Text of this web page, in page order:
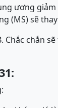
ương
(MS) sẽ
Chắc chắn